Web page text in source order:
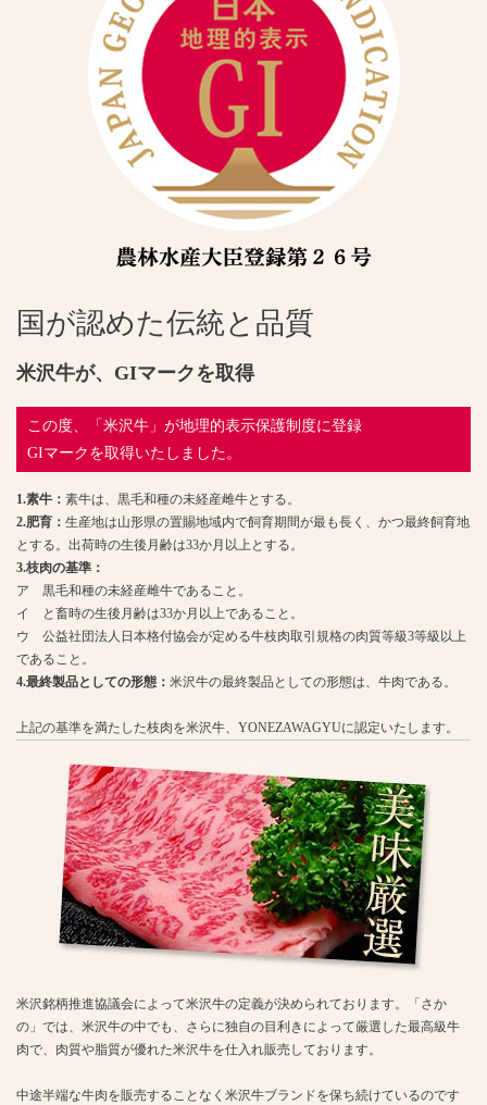
国が認めた伝統と品質
米沢牛が、GIマークを取得
この度、「米沢牛」が地理的表示保護制度に登録
GIマークを取得いたしました。
1.素牛： 素牛は、黒毛和種の未経産雌牛とする。
2.肥育： 生産地は山形県の置賜地域内で飼育期間が最も長く、かつ最終飼育地
とする。出荷時の生後月齢は33か月以上とする。
3.枝肉の基準：
ア 黒毛和種の未経産雌牛であること。
イ と畜時の生後月齢は33か月以上であること。
ウ 公益社団法人日本格付協会が定める牛枝肉取引規格の肉質等級3等級以上
であること。
4.最終製品としての形態： 米沢牛の最終製品としての形態は、牛肉である。
上記の基準を満たした枝肉を米沢牛、YONEZAWAGYUに認定いたします。
米沢銘柄推進協議会によって米沢牛の定義が決められております。「さか
の」では、米沢牛の中でも、さらに独自の目利きによって厳選した最高級牛
肉で、肉質や脂質が優れた米沢牛を仕入れ販売しております。
中途半端な牛肉を販売することなく米沢牛ブランドを保ち続けているのです